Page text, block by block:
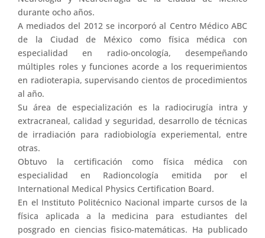
durante ocho años.
A mediados del 2012 se incorporó al Centro Médico ABC
de la Ciudad de México como física médica con
especialidad en radio-oncología, desempeñando
múltiples roles y funciones acorde a los requerimientos
en radioterapia, supervisando cientos de procedimientos
al año.
Su área de especialización es la radiocirugía intra y
extracraneal, calidad y seguridad, desarrollo de técnicas
de irradiación para radiobiología experiemental, entre
otras.
Obtuvo la certificación como física médica con
especialidad en Radioncología emitida por el
International Medical Physics Certification Board.
En el Instituto Politécnico Nacional imparte cursos de la
física aplicada a la medicina para estudiantes del
posgrado en ciencias fisico-matemáticas. Ha publicado